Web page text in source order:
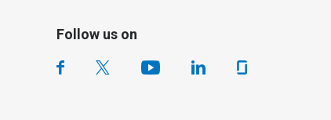
Follow us on